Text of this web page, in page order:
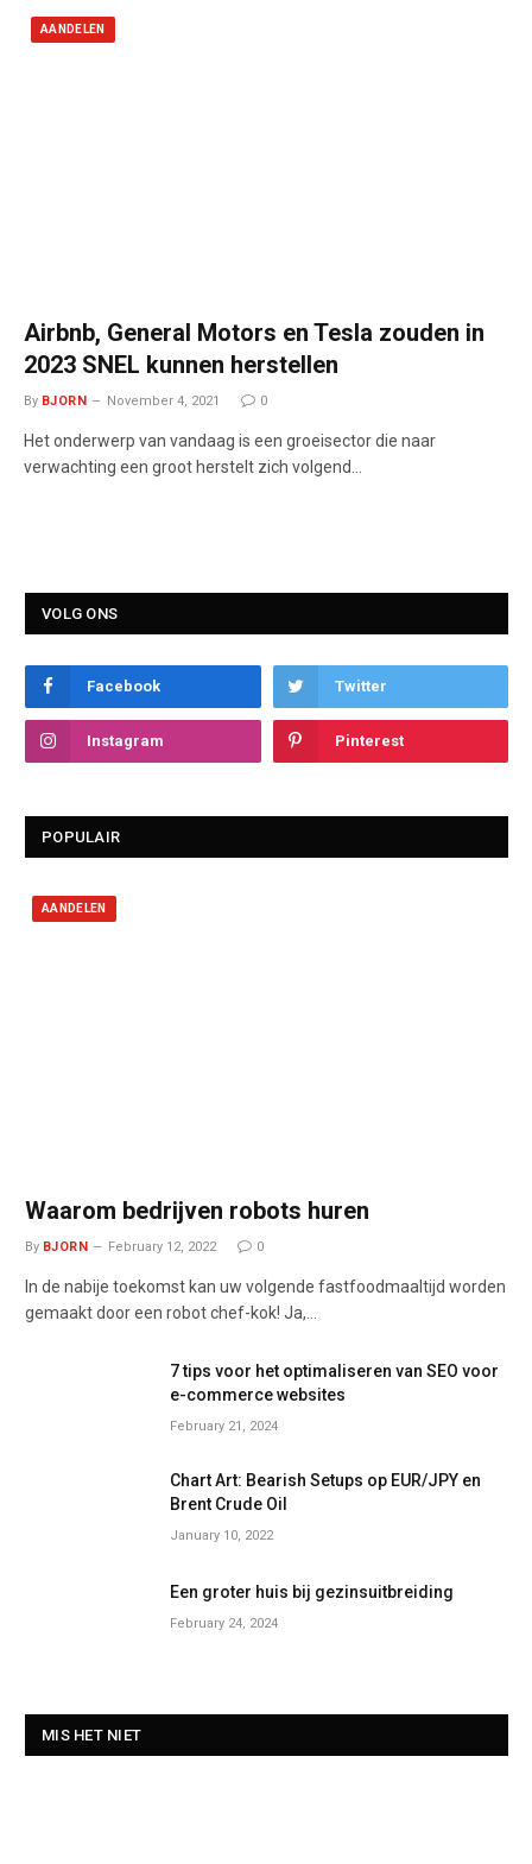
AANDELEN
Airbnb, General Motors en Tesla zouden in
2023 SNEL kunnen herstellen
By BJORN November 4, 2021 0
Het onderwerp van vandaag is een groeisector die naar
verwachting een groot herstelt zich volgend…
VOLG ONS
Facebook Twitter
Instagram Pinterest
POPULAIR
AANDELEN
Waarom bedrijven robots huren
By BJORN February 12, 2022 0
In de nabije toekomst kan uw volgende fastfoodmaaltijd worden
gemaakt door een robot chef-kok! Ja,…
7 tips voor het optimaliseren van SEO voor
e-commerce websites
February 21, 2024
Chart Art: Bearish Setups op EUR/JPY en
Brent Crude Oil
January 10, 2022
Een groter huis bij gezinsuitbreiding
February 24, 2024
MIS HET NIET